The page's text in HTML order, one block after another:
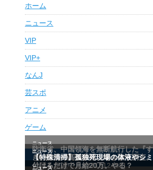
ホーム
ニュース
VIP
VIP+
なんJ
芸スポ
アニメ
ゲーム
最近の人気記事ランキング